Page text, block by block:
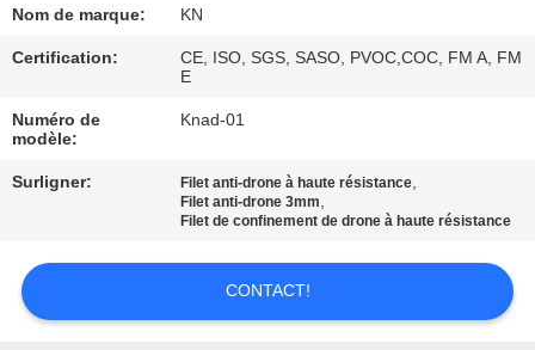
CONTRÔLE
DE
QUALITÉ
NOUS
CONTACTER
NOUVELLES
Nom de marque: KN
Certification:
CE, ISO, SGS, SASO, PVOC,COC, FM A, FM
E
Numéro de
modèle:
Knad-01
Surligner: Filet anti-drone à haute résistance,
Filet anti-drone 3mm,
Filet de confinement de drone à haute résistance
CONTACT!